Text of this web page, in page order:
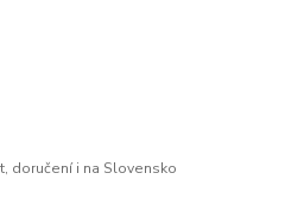
doručení i na Slovensko